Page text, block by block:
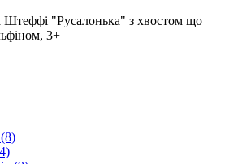
Штеффі "Русалонька" з хвостом що
3+
(8)